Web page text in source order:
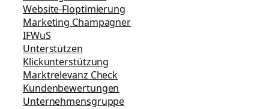
Website-Floptimierung
Marketing Champagner
IFWuS
Unterstützen
Klickunterstützung
Marktrelevanz Check
Kundenbewertungen
Unternehmensgruppe